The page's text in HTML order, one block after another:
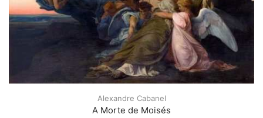
Alexandre Cabanel
A Morte de Moisés